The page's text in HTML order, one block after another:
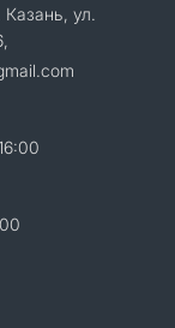
Казань, ул.